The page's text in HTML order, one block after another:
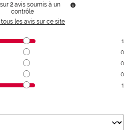
2 avis soumis à un
contrôle
tous les avis sur ce site
1
0
0
0
1